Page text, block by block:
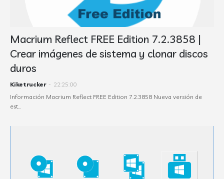
Macrium Reflect FREE Edition 7.2.3858 |
Crear imágenes de sistema y clonar discos
duros
Kiketrucker - 22:25:00
Información Macrium Reflect FREE Edition 7.2.3858 Nueva versión de
est…